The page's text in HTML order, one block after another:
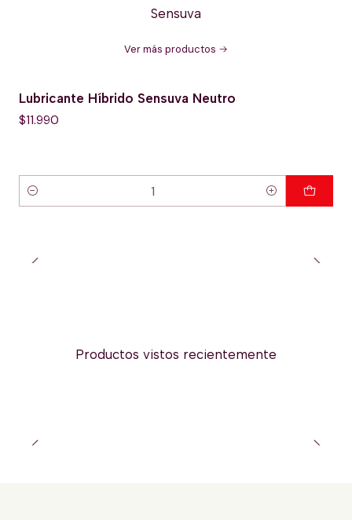
Sensuva
Ver más productos
Lubricante Híbrido Sensuva Neutro
$11.990
Cantidad
Productos vistos recientemente